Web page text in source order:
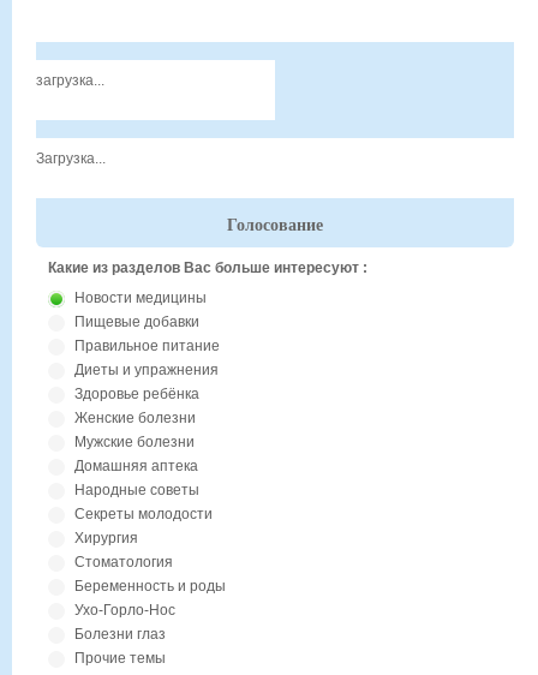
загрузка...
Загрузка...
Голосование
Какие из разделов Вас больше интересуют :
Новости медицины
Пищевые добавки
Правильное питание
Диеты и упражнения
Здоровье ребёнка
Женские болезни
Мужские болезни
Домашняя аптека
Народные советы
Секреты молодости
Хирургия
Стоматология
Беременность и роды
Ухо-Горло-Нос
Болезни глаз
Прочие темы